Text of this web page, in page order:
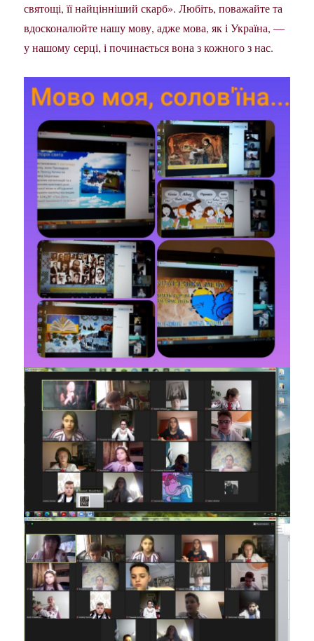
святощі, її найцінніший скарб». Любіть, поважайте та
вдосконалюйте нашу мову, адже мова, як і Україна, —
у нашому серці, і починається вона з кожного з нас.